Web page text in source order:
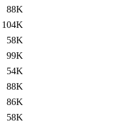
88K
104K
58K
99K
54K
88K
86K
58K